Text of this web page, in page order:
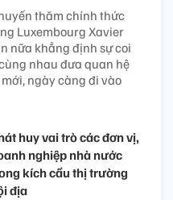
thăm chính thức
Luxembourg Xavier
nữa khẳng định sự coi
nhau đưa quan hệ
ngày càng đi vào
huy vai trò các đơn vị,
nghiệp nhà nước
kích cầu thị trường
địa